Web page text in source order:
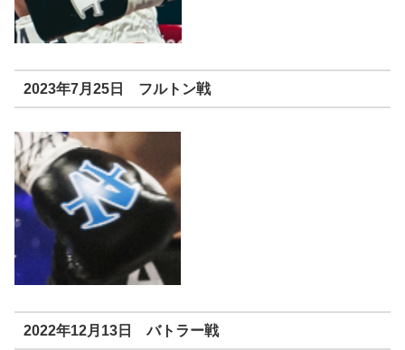
2023年7月25日 フルトン戦
2022年12月13日 バトラー戦